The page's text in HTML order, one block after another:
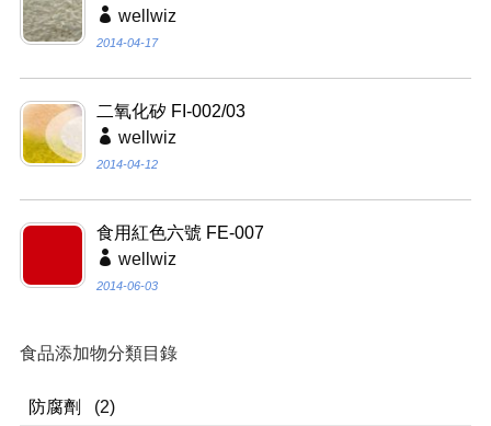
wellwiz
2014-04-17
二氧化矽 FI-002/03
wellwiz
2014-04-12
食用紅色六號 FE-007
wellwiz
2014-06-03
食品添加物分類目錄
防腐劑 (2)